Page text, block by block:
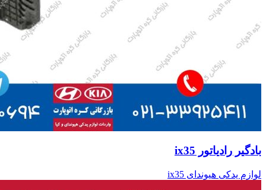
بادگیر رادیاتور ix35
لوازم یدکی هیوندای ix35